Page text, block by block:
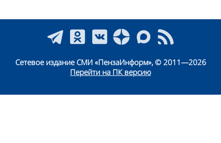
Сетевое издание СМИ «ПензаИнформ», © 2011—2026
Перейти на ПК версию